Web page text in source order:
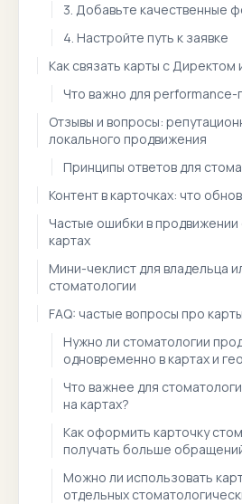
3. Добавьте качественные
4. Настройте путь к заявке
Как связать карты с Директом
Что важно для performance-
Отзывы и вопросы:
локального продвижения
Принципы ответов для
Контент в карточках: что
Частые ошибки в продвижении
картах
Мини-чеклист для владельца
стоматологии
FAQ: частые вопросы про
Нужно ли стоматологии
одновременно в картах и
Что важнее для
на картах?
Как оформить карточку
получать больше
Можно ли использовать
отдельных